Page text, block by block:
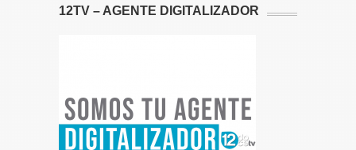
12TV – AGENTE DIGITALIZADOR